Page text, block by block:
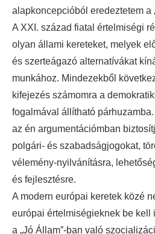
alapkoncepcióból eredeztetem a
A XXI. század fiatal értelmiségi
olyan állami kereteket, melyek
és szerteágazó alternatívákat
munkához. Mindezekből
kifejezés számomra a
fogalmával állítható
az én argumentációmban
polgári- és szabadságjogokat,
vélemény-nyilvánításra,
és fejlesztésre.
A modern európai keretek közé
európai értelmiségieknek be kell
a „Jó Állam”-ban való